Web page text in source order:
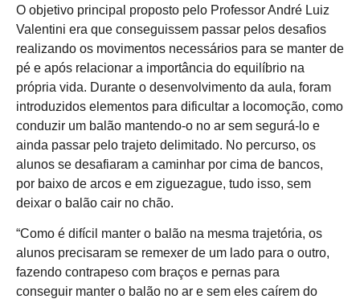
O objetivo principal proposto pelo Professor André Luiz
Valentini era que conseguissem passar pelos desafios
realizando os movimentos necessários para se manter de
pé e após relacionar a importância do equilíbrio na
própria vida. Durante o desenvolvimento da aula, foram
introduzidos elementos para dificultar a locomoção, como
conduzir um balão mantendo-o no ar sem segurá-lo e
ainda passar pelo trajeto delimitado. No percurso, os
alunos se desafiaram a caminhar por cima de bancos,
por baixo de arcos e em ziguezague, tudo isso, sem
deixar o balão cair no chão.
“Como é difícil manter o balão na mesma trajetória, os
alunos precisaram se remexer de um lado para o outro,
fazendo contrapeso com braços e pernas para
conseguir manter o balão no ar e sem eles caírem do